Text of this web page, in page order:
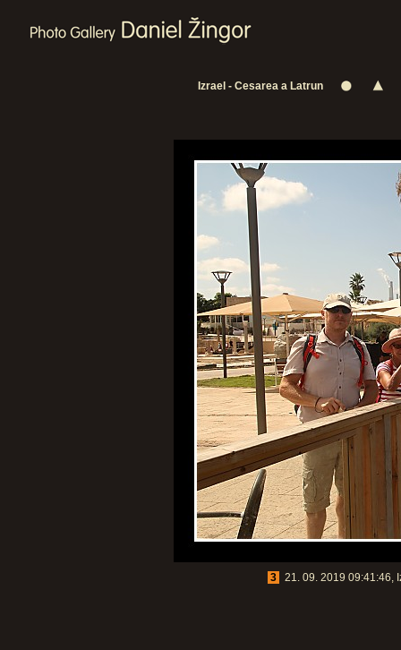
Izrael - Cesarea a Latrun
3 21. 09. 2019 09:41:46,